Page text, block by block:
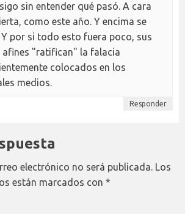
sin entender qué pasó. A cara
como este año. Y encima se
Y por si todo esto fuera poco, sus
afines "ratifican" la falacia
colocados en los
medios.
Responder
electrónico no será publicada. Los
están marcados con *